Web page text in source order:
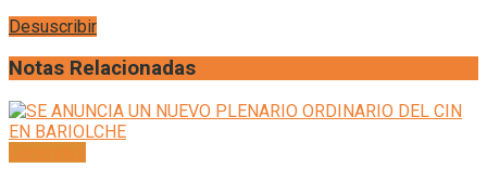
Desuscribir
Notas Relacionadas